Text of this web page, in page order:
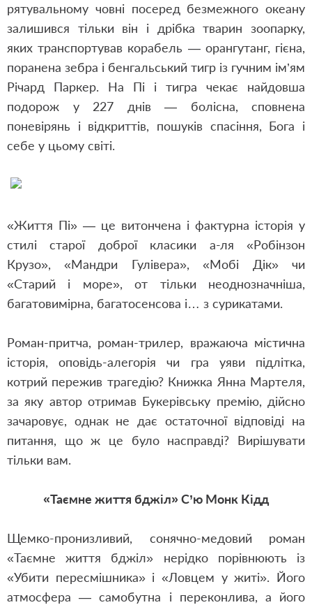
рятувальному човні посеред безмежного океану
залишився тільки він і дрібка тварин зоопарку,
яких транспортував корабель — орангутанг, гієна,
поранена зебра і бенгальський тигр із гучним ім’ям
Річард Паркер. На Пі і тигра чекає найдовша
подорож у 227 днів — болісна, сповнена
поневірянь і відкриттів, пошуків спасіння, Бога і
себе у цьому світі.
«Життя Пі» — це витончена і фактурна історія у
стилі старої доброї класики а-ля «Робінзон
Крузо», «Мандри Гулівера», «Мобі Дік» чи
«Старий і море», от тільки неоднозначніша,
багатовимірна, багатосенсова і… з сурикатами.
Роман-притча, роман-трилер, вражаюча містична
історія, оповідь-алегорія чи гра уяви підлітка,
котрий пережив трагедію? Книжка Янна Мартеля,
за яку автор отримав Букерівську премію, дійсно
зачаровує, однак не дає остаточної відповіді на
питання, що ж це було насправді? Вирішувати
тільки вам.
«Таємне життя бджіл» С’ю Монк Кідд
Щемко-пронизливий, сонячно-медовий роман
«Таємне життя бджіл» нерідко порівнюють із
«Убити пересмішника» і «Ловцем у житі». Його
атмосфера — самобутна і переконлива, а його